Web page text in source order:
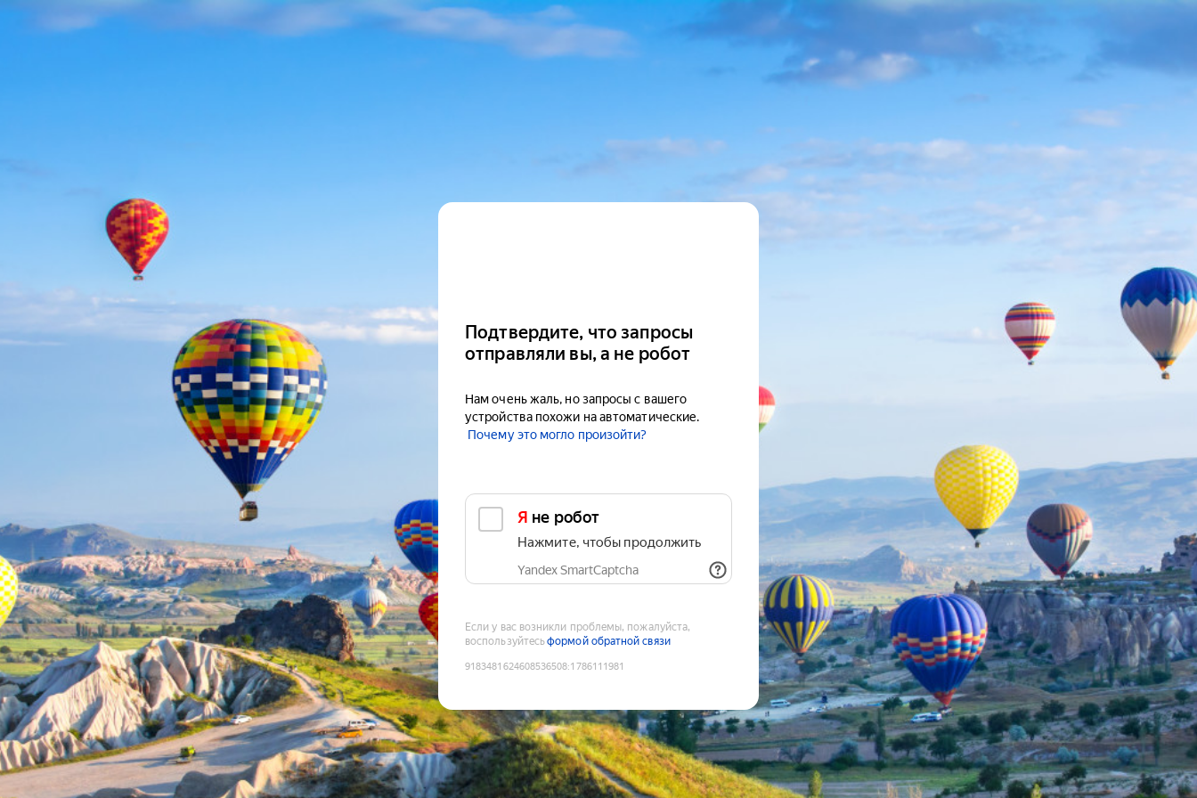
Подтвердите, что запросы
отправляли вы, а не робот
Нам очень жаль, но запросы с вашего
устройства похожи на автоматические.
Почему это могло произойти?
Я не робот
Нажмите, чтобы продолжить
Yandex SmartCaptcha
Если у вас возникли проблемы, пожалуйста,
воспользуйтесьформой обратной связи
9183481624608536508:1786111981